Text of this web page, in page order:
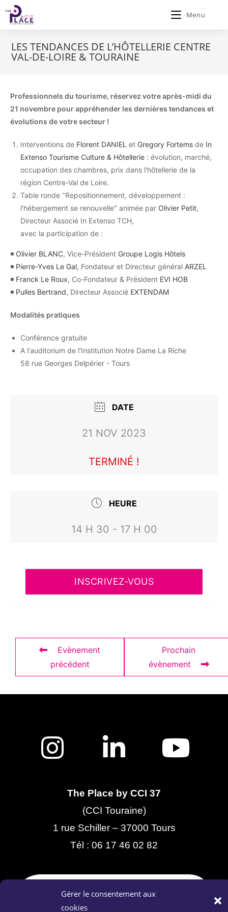
Gérer le consentement aux
cookies
Menu
LES TENDANCES DE L’HÔTELLERIE CENTRE
VAL-DE-LOIRE & TOURAINE
Professionnels du tourisme, réservez votre après-midi du
21 novembre pour appréhender les dernières tendances et
évolutions de votre secteur !
Interventions de Florent DANIEL et Gregory Fortems de In
Extenso Tourisme Culture & Hôtellerie : évolution, marché,
occupation des chambres, prix dans l'hôtellerie de la
région Centre-Val de Loire.
Table ronde "Repositionnement, développement :
l’hébergement se renouvelle" animée par Olivier Petit,
Directeur Associé In Extenso TCH,
avec la participation de :
◾ Olivier BLANC, Vice-Président Groupe Logis Hôtels
◾ Pierre-Yves Le Gal, Fondateur et Directeur général ARZEL
◾ Franck Le Roux, Co-Fondateur & Président EVI HOB
◾ Pulles Bertrand, Directeur Associé EXTENDAM
Modalités pratiques
Conférence gratuite
A l'auditorium de l'Institution Notre Dame La Riche
58 rue Georges Delpérier - Tours
DATE
21 NOV 2023
TERMINÉ !
HEURE
14 H 30 - 17 H 00
INSCRIVEZ-VOUS
Evènement
précédent
Prochain
évènement
The Place by CCI 37
(CCI Touraine)
1 rue Schiller – 37000 Tours
Tél : 06 17 46 02 82